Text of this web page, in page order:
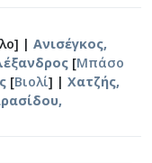
| Ανισέγκος,
[Μπάσο
[Βιολί] | Χατζής,